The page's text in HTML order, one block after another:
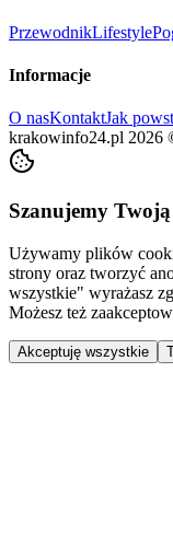
PrzewodnikLifestyle
Informacje
O nasKontaktJak
krakowinfo24.pl 2026
Szanujemy
Używamy plików
strony oraz tworzyć
wszystkie" wyrażasz
Możesz też
Akceptuję wszystkie